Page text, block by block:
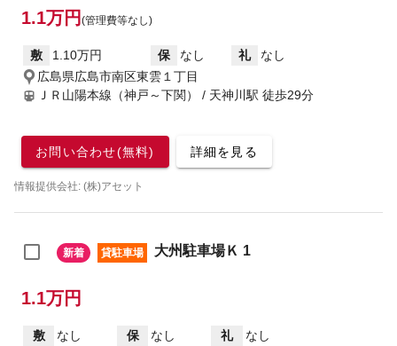
1.1万円 (管理費等なし)
敷 1.10万円 保 なし 礼
なし
広島県広島市南区東雲１丁目
ＪＲ山陽本線（神戸～下関） / 天神川駅 徒歩29分
お問い合わせ(無料) 詳細を見る
情報提供会社: (株)アセット
新着 貸駐車場 大州駐車場Ｋ 1
1.1万円
敷 なし 保 なし 礼
なし